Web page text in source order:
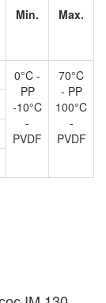
Min. Max.
0°C -
PP
-10°C
-
PVDF
70°C
- PP
100°C
-
PVDF